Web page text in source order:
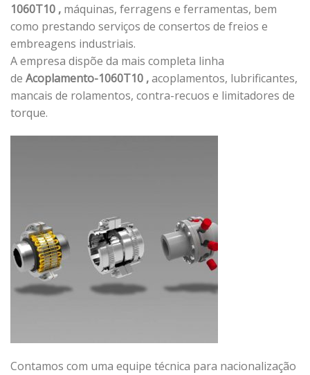
1060T10 , máquinas, ferragens e ferramentas, bem
como prestando serviços de consertos de freios e
embreagens industriais.
A empresa dispõe da mais completa linha
de Acoplamento-1060T10 ,acoplamentos, lubrificantes,
mancais de rolamentos, contra-recuos e limitadores de
torque.
Contamos com uma equipe técnica para nacionalização